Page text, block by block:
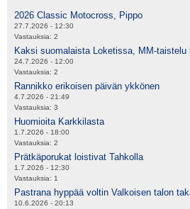
2026 Classic Motocross, Pippo
27.7.2026 - 12:30
Vastauksia: 2
Kaksi suomalaista Loketissa, MM-taistelu
24.7.2026 - 12:00
Vastauksia: 2
Rannikko erikoisen päivän ykkönen
4.7.2026 - 21:49
Vastauksia: 3
Huomioita Karkkilasta
1.7.2026 - 18:00
Vastauksia: 2
Prätkäporukat loistivat Tahkolla
1.7.2026 - 12:30
Vastauksia: 1
Pastrana hyppää voltin Valkoisen talon
10.6.2026 - 20:13